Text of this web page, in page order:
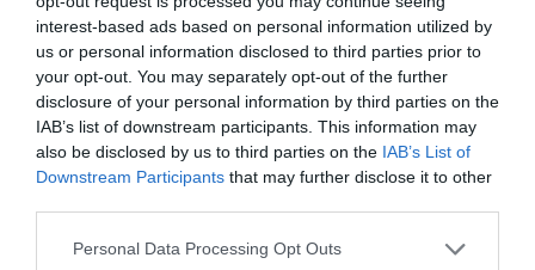
interest-based ads based on personal information utilized by
us or personal information disclosed to third parties prior to
your opt-out. You may separately opt-out of the further
disclosure of your personal information by third parties on the
IAB’s list of downstream participants. This information may
also be disclosed by us to third parties on the IAB’s List of
Downstream Participants that may further disclose it to other
Personal Data Processing Opt Outs
har jag provlagat, skrivit och fotat så att du ska
kunna laga dem med bästa resultat hemma. Läs mer
om mig.